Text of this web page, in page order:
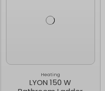
Heating
LYON 150 W